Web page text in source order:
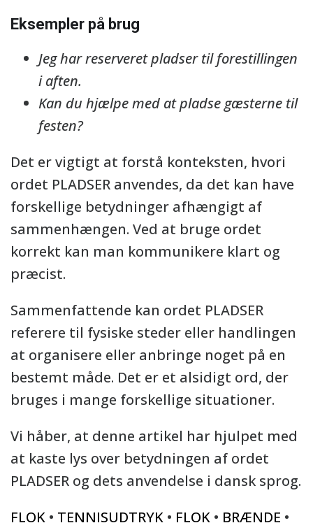
Eksempler på brug
Jeg har reserveret pladser til forestillingen
i aften.
Kan du hjælpe med at pladse gæsterne til
festen?
Det er vigtigt at forstå konteksten, hvori
ordet PLADSER anvendes, da det kan have
forskellige betydninger afhængigt af
sammenhængen. Ved at bruge ordet
korrekt kan man kommunikere klart og
præcist.
Sammenfattende kan ordet PLADSER
referere til fysiske steder eller handlingen
at organisere eller anbringe noget på en
bestemt måde. Det er et alsidigt ord, der
bruges i mange forskellige situationer.
Vi håber, at denne artikel har hjulpet med
at kaste lys over betydningen af ordet
PLADSER og dets anvendelse i dansk sprog.
FLOK • TENNISUDTRYK • FLOK • BRÆNDE •